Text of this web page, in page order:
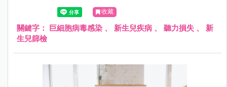
望改善其神經學發展，特別是降低聽力喪失的風險。
收藏
關鍵字： 巨細胞病毒感染 、 新生兒疾病 、 聽力損失 、 新
生兒篩檢